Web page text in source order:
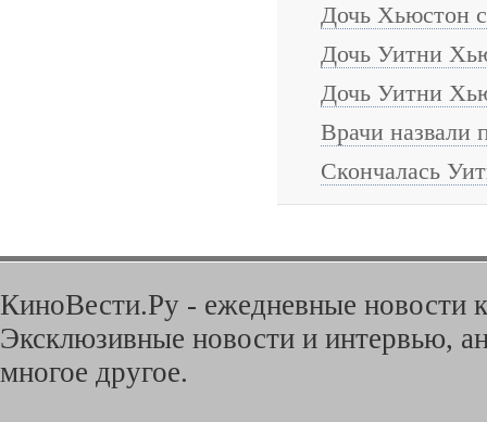
Дочь Хьюстон
Дочь Уитни
Дочь Уитни
Врачи назвали
Скончалась
КиноВести.Ру - ежедневные новости
Эксклюзивные новости и интервью,
многое другое.